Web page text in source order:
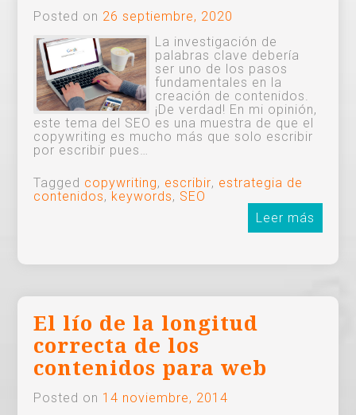
Posted on 26 septiembre, 2020
La investigación de
palabras clave debería
ser uno de los pasos
fundamentales en la
creación de contenidos.
¡De verdad! En mi opinión,
este tema del SEO es una muestra de que el
copywriting es mucho más que solo escribir
por escribir pues…
Tagged copywriting, escribir, estrategia de
contenidos, keywords, SEO
Leer más
El lío de la longitud
correcta de los
contenidos para web
Posted on 14 noviembre, 2014